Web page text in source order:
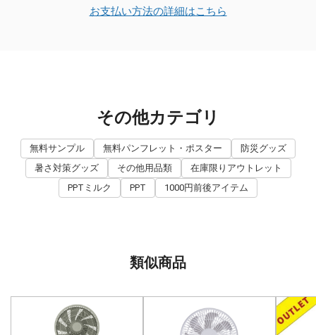
お支払い方法の詳細はこちら
その他カテゴリ
無料サンプル 無料パンフレット・ポスター
防災グッズ
暑さ対策グッズ
その他用品類
在庫限りアウトレット
PPTミルク
PPT 1000円前後アイテム
類似商品